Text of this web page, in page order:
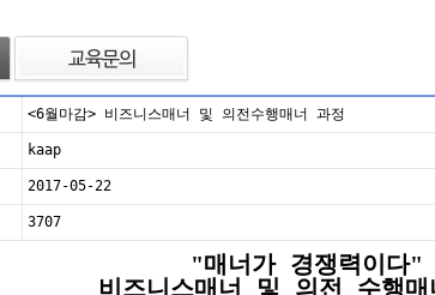
<6월마감> 비즈니스매너 및 의전수행매너 과정
kaap
2017-05-22
3707
"매너가 경쟁력이다"
비즈니스매너 및 의전 수행